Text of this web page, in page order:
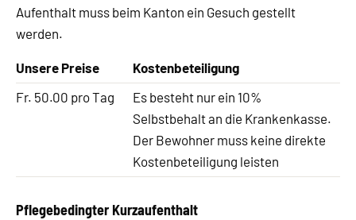
Aufenthalt muss beim Kanton ein Gesuch gestellt
werden.
Unsere Preise
Kostenbeteiligung
Fr. 50.00 pro Tag
Es besteht nur ein 10%
Selbstbehalt an die Krankenkasse.
Der Bewohner muss keine direkte
Kostenbeteiligung leisten
Pflegebedingter Kurzaufenthalt